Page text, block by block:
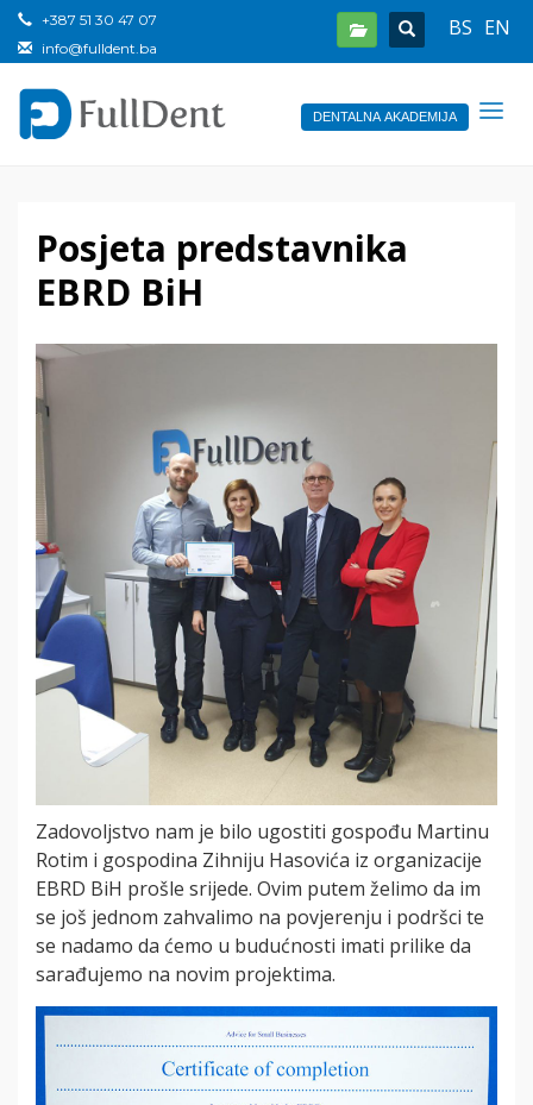
BS EN
+387 51 30 47 07
info@fulldent.ba
DENTALNA AKADEMIJA
Posjeta predstavnika
EBRD BiH
Zadovoljstvo nam je bilo ugostiti gospođu Martinu
Rotim i gospodina Zihniju Hasovića iz organizacije
EBRD BiH prošle srijede. Ovim putem želimo da im
se još jednom zahvalimo na povjerenju i podršci te
se nadamo da ćemo u budućnosti imati prilike da
sarađujemo na novim projektima.